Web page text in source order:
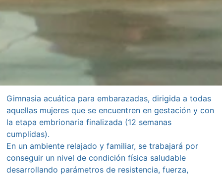
Gimnasia acuática para embarazadas, dirigida a todas
aquellas mujeres que se encuentren en gestación y con
la etapa embrionaria finalizada (12 semanas
cumplidas).
En un ambiente relajado y familiar, se trabajará por
conseguir un nivel de condición física saludable
desarrollando parámetros de resistencia, fuerza,